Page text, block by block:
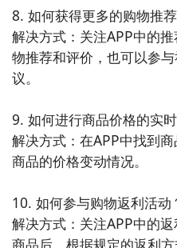
8. 如何获得更多的购物推
解决方式：关注APP中的
物推荐和评价，也可以参
议。
9. 如何进行商品价格的实
解决方式：在APP中找到
商品的价格变动情况。
10. 如何参与购物返利活动
解决方式：关注APP中的
商品后，根据规定的返利方